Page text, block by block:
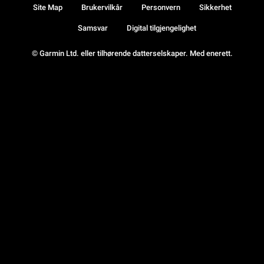
© Garmin Ltd. eller tilhørende datterselskaper. Med enerett.
Site Map Brukervilkår Personvern Sikkerhet
Samsvar Digital tilgjengelighet